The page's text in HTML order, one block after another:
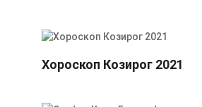
Хороскоп Козирог 2021